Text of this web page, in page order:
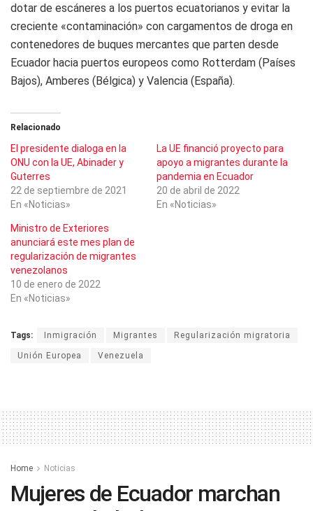
dotar de escáneres a los puertos ecuatorianos y evitar la
creciente «contaminación» con cargamentos de droga en
contenedores de buques mercantes que parten desde
Ecuador hacia puertos europeos como Rotterdam (Países
Bajos), Amberes (Bélgica) y Valencia (España).
Relacionado
El presidente dialoga en la
ONU con la UE, Abinader y
Guterres
22 de septiembre de 2021
En «Noticias»
La UE financió proyecto para
apoyo a migrantes durante la
pandemia en Ecuador
20 de abril de 2022
En «Noticias»
Ministro de Exteriores
anunciará este mes plan de
regularización de migrantes
venezolanos
10 de enero de 2022
En «Noticias»
Tags: Inmigración Migrantes Regularización migratoria
Unión Europea Venezuela
Home Noticias
Mujeres de Ecuador marchan